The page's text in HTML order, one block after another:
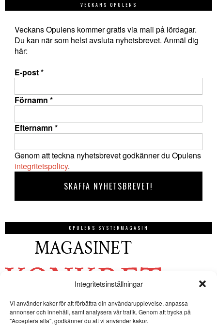
Integritetsinställningar
Vi använder kakor för att förbättra din användarupplevelse, anpassa
annonser och innehåll, samt analysera vår trafik. Genom att trycka på
"Acceptera alla", godkänner du att vi använder kakor.
VECKANS OPULENS
Veckans Opulens kommer gratis via mail på lördagar.
Du kan när som helst avsluta nyhetsbrevet. Anmäl dig
här:
E-post*
Förnamn *
Efternamn *
Genom att teckna nyhetsbrevet godkänner du Opulens
integritetspolicy.
OPULENS SYSTERMAGASIN